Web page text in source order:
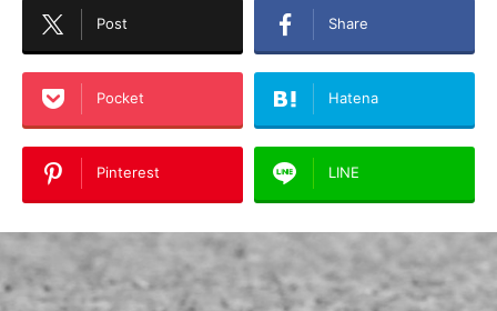
Post Share
Pocket Hatena
Pinterest LINE